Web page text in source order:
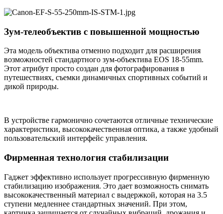
Зум-телеобъектив с повышенной мощностью
Эта модель объектива отменно подходит для расширения
возможностей стандартного зум-объектива EOS 18-55mm.
Этот атрибут просто создан для фотографирования в
путешествиях, съемки динамичных спортивных событий и
дикой природы.
В устройстве гармонично сочетаются отличные технические
характеристики, высококачественная оптика, а также удобный
пользовательский интерфейс управления.
Фирменная технология стабилизации
Гаджет эффективно использует прогрессивную фирменную
стабилизацию изображения. Это дает возможность снимать
высококачественный материал с выдержкой, которая на 3.5
ступени медленнее стандартных значений. При этом,